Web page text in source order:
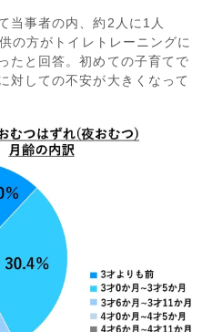
当事者の内、約2人に1人
の方がトイレトレーニングに
たと回答。初めての子育てで
対しての不安が大きくなって